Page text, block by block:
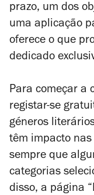
prazo, um dos
uma aplicação
oferece o que
dedicado
Para começar a
registar-se
géneros
têm impacto
sempre que
categorias
disso, a página